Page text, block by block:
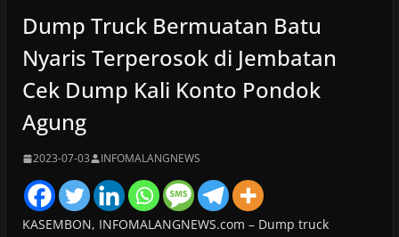
Dump Truck Bermuatan Batu
Nyaris Terperosok di Jembatan
Cek Dump Kali Konto Pondok
Agung
2023-07-03 INFOMALANGNEWS
KASEMBON, INFOMALANGNEWS.com – Dump truck